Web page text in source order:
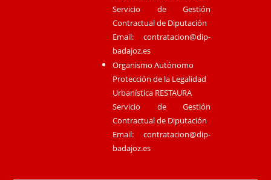
Servicio de Gestión
Contractual de Diputación
Email:contratacion@dip-
badajoz.es
Organismo Autónomo
Protección de la Legalidad
Urbanística RESTAURA
Servicio de Gestión
Contractual de Diputación
Email:contratacion@dip-
badajoz.es